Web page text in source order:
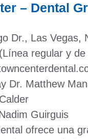
– Dental
Dr., Las Vegas,
regular y
Dr. Matthew
Guirguis
ofrece una